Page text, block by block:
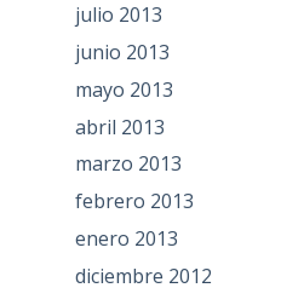
julio 2013
junio 2013
mayo 2013
abril 2013
marzo 2013
febrero 2013
enero 2013
diciembre 2012